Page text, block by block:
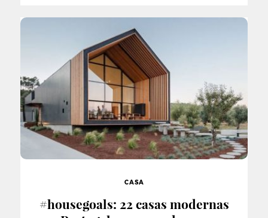
CASA
#housegoals: 22 casas modernas